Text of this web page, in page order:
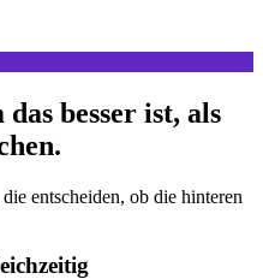
besser ist, als
entscheiden, ob die hinteren